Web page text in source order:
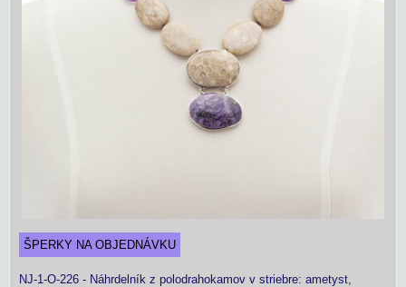
ŠPERKY NA OBJEDNÁVKU
NJ-1-O-226 - Náhrdelník z polodrahokamov v striebre: ametyst,